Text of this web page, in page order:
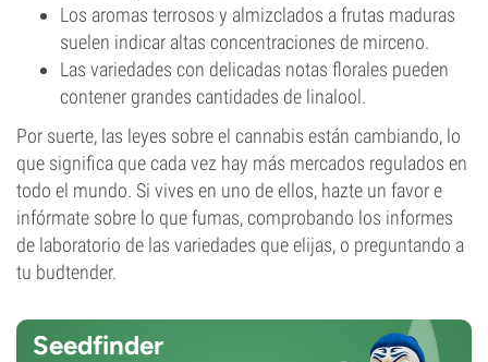
Los aromas terrosos y almizclados a frutas maduras
suelen indicar altas concentraciones de mirceno.
Las variedades con delicadas notas florales pueden
contener grandes cantidades de linalool.
Por suerte, las leyes sobre el cannabis están cambiando, lo
que significa que cada vez hay más mercados regulados en
todo el mundo. Si vives en uno de ellos, hazte un favor e
infórmate sobre lo que fumas, comprobando los informes
de laboratorio de las variedades que elijas, o preguntando a
tu budtender.
Seedfinder